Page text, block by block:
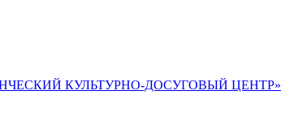
КУЛЬТУРНО-ДОСУГОВЫЙ ЦЕНТР»